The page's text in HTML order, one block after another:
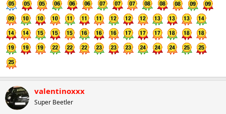
valentinoxxx
Super Beetler